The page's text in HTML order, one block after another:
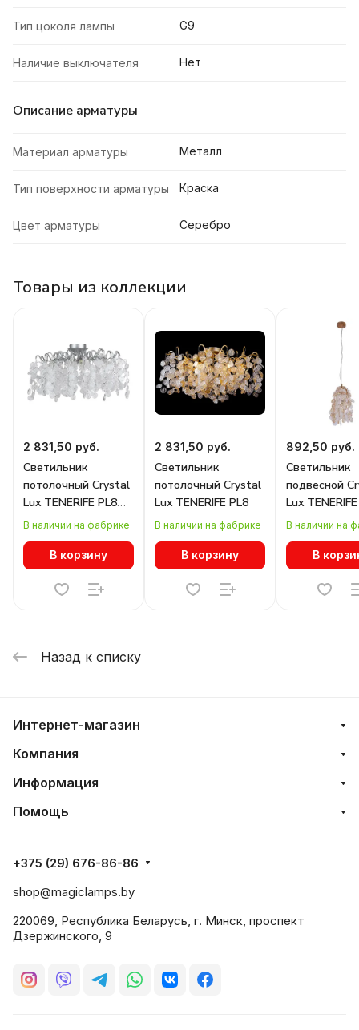
Тип цоколя лампы G9
Наличие выключателя Нет
Описание арматуры
Материал арматуры Металл
Тип поверхности арматуры Краска
Цвет арматуры Серебро
Товары из коллекции
2 831,50 руб.
Светильник
потолочный Crystal
Lux TENERIFE PL8
SILVER
В наличии на фабрике
В корзину
2 831,50 руб.
Светильник
потолочный Crystal
Lux TENERIFE PL8
В наличии на фабрике
В корзину
892,50 руб.
Светильник
подвесной
Lux
В наличии на
В
Назад к списку
Интернет-магазин
Компания
Информация
Помощь
+375 (29) 676-86-86
shop@magiclamps.by
220069, Республика Беларусь, г. Минск, проспект
Дзержинского, 9